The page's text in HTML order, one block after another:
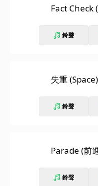
Fact Check
鈴聲
失重 (Space)
鈴聲
Parade (前
鈴聲